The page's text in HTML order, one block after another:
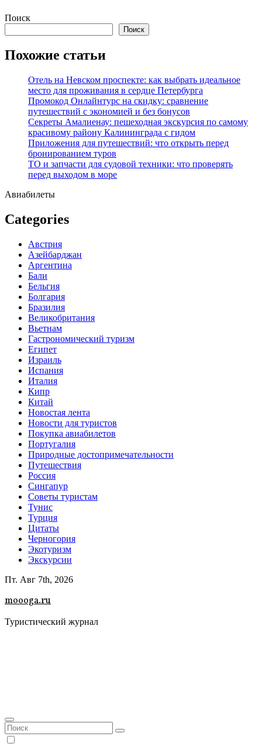
Перейти
содержимому
Поиск
Поиск
Похожие статьи
Отель на Невском проспекте: как выбрать идеальное
место для проживания в сердце Петербурга
Промокод Онлайнтурс на скидку: сравнение
путешествий с экономией и без бонусов
Секреты Амалиенау: пешеходная экскурсия по самому
красивому району Калининграда с гидом
Приложения для путешествий: что открыть перед
бронированием туров
ТО и запчасти для судовой техники: что проверять
перед выходом в море
Авиабилеты
Categories
Австрия
Азейбарджан
Аргентина
Бали
Бельгия
Болгария
Бразилия
Великобритания
Вьетнам
Гастрономический туризм
Египет
Израиль
Испания
Италия
Кипр
Китай
Новостая лента
Новости для туристов
Покупка авиабилетов
Португалия
Природные достопримечательности
Путешествия
Россия
Сингапур
Советы туристам
Тунис
Турция
Цитаты
Черногория
Экотуризм
Экскурсии
Пт. Авг 7th, 2026
moooga.ru
Туристический журнал